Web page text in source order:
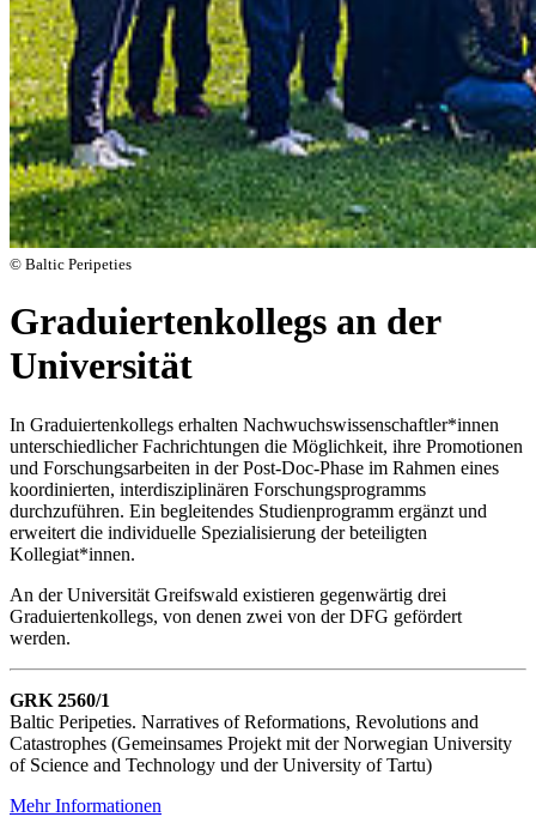
© Baltic Peripeties
Graduiertenkollegs an der
Universität
In Graduiertenkollegs erhalten Nachwuchswissenschaftler*innen
unterschiedlicher Fachrichtungen die Möglichkeit, ihre Promotionen
und Forschungsarbeiten in der Post-Doc-Phase im Rahmen eines
koordinierten, interdisziplinären Forschungsprogramms
durchzuführen. Ein begleitendes Studienprogramm ergänzt und
erweitert die individuelle Spezialisierung der beteiligten
Kollegiat*innen.
An der Universität Greifswald existieren gegenwärtig drei
Graduiertenkollegs, von denen zwei von der DFG gefördert
werden.
GRK 2560/1
Baltic Peripeties. Narratives of Reformations, Revolutions and
Catastrophes (Gemeinsames Projekt mit der Norwegian University
of Science and Technology und der University of Tartu)
Mehr Informationen